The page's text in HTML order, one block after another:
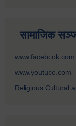
सामाजिक
www.facebook.com
www.youtube.com
Religious Cultural